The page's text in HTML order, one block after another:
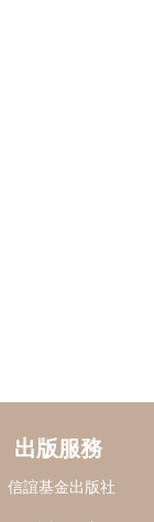
出版服務
信誼基金出版社